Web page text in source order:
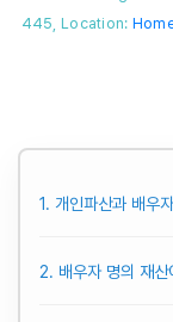
445, Location:
1. 개인파산과 배우
2. 배우자 명의 재